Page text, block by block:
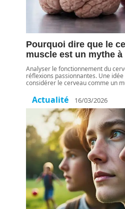
Pourquoi dire que le
muscle est un mythe
Analyser le fonctionnement du
réflexions passionnantes. Une
considérer le cerveau comme un
Actualité 16/03/2026